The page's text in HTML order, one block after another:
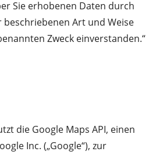
Sie erhobenen Daten durch
beschriebenen Art und Weise
Zweck einverstanden.“
die Google Maps API, einen
Inc. („Google“), zur